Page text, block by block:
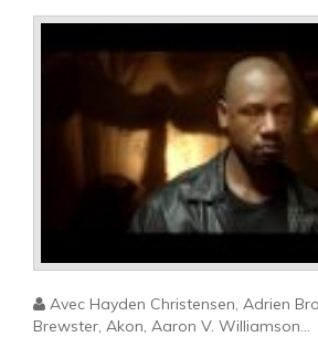
Avec Hayden Christensen, Adrien
Brewster, Akon, Aaron V. Williamson...